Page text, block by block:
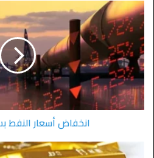
انخفاض أسعار